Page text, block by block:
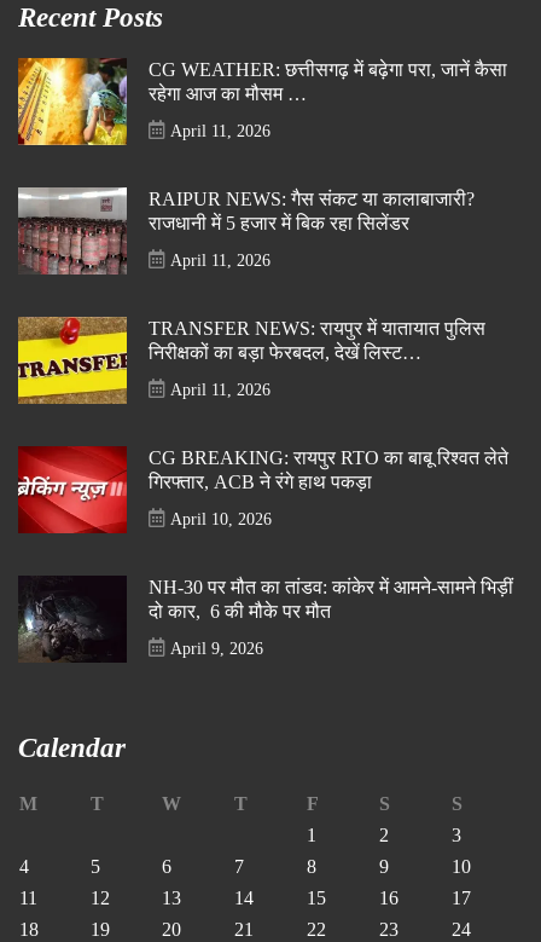
Recent Posts
CG WEATHER: छत्तीसगढ़ में बढ़ेगा परा, जानें कैसा
रहेगा आज का मौसम …
April 11, 2026
RAIPUR NEWS: गैस संकट या कालाबाजारी?
राजधानी में 5 हजार में बिक रहा सिलेंडर
April 11, 2026
TRANSFER NEWS: रायपुर में यातायात पुलिस
निरीक्षकों का बड़ा फेरबदल, देखें लिस्ट…
April 11, 2026
CG BREAKING: रायपुर RTO का बाबू रिश्वत लेते
गिरफ्तार, ACB ने रंगे हाथ पकड़ा
April 10, 2026
NH-30 पर मौत का तांडव: कांकेर में आमने-सामने भिड़ीं
दो कार, 6 की मौके पर मौत
April 9, 2026
Calendar
M T W T F S
S
1
2
3
4
5 6 7 8 9
10
11
12 13 14 15 16
17
18
19 20 21 22 23
24